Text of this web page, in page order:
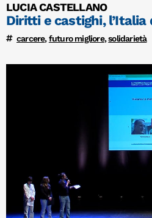
LUCIA CASTELLANO
Diritti e castighi,
carcere,futuro migliore,solidarietà